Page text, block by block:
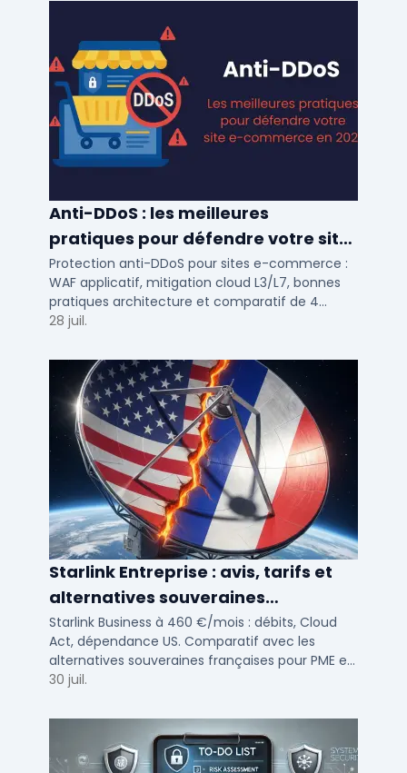
Anti-DDoS : les meilleures
pratiques pour défendre votre site
e-commerce en 2025
Protection anti-DDoS pour sites e-commerce :
WAF applicatif, mitigation cloud L3/L7, bonnes
pratiques architecture et comparatif de 4
solutions testees par des DSI en 2025.
28 juil.
Starlink Entreprise : avis, tarifs et
alternatives souveraines
françaises 2026
Starlink Business à 460 €/mois : débits, Cloud
Act, dépendance US. Comparatif avec les
alternatives souveraines françaises pour PME et
ETI multi-sites. Avis terrain et critères de choix
30 juil.